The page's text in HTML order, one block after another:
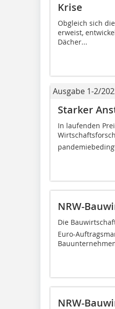
Krise
Obgleich sich
erweist,
Dächer...
Ausgabe 1-2/
Starker
In laufenden
NRW-
Die
Euro-
NRW-